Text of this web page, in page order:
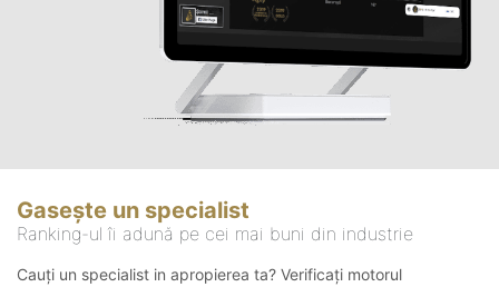
Gasește un specialist
Ranking-ul îi adună pe cei mai buni din industrie
Cauți un specialist in apropierea ta? Verificați motorul